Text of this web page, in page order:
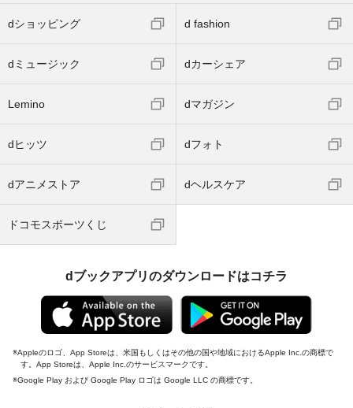
dショッピング d fashion
dミュージック dカーシェア
Lemino dマガジン
dヒッツ dフォト
dアニメストア dヘルスケア
ドコモスポーツくじ
dブックアプリのダウンロードはコチラ
Appleのロゴ、App Storeは、米国もしくはその他の国や地域におけるApple Inc.の商標で
す。App Storeは、Apple Inc.のサービスマークです。
Google Play および Google Play ロゴは Google LLC の商標です。